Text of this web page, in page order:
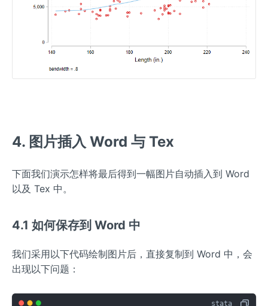
4. 图片插入 Word 与 Tex
下面我们演示怎样将最后得到一幅图片自动插入到 Word
以及 Tex 中。
4.1 如何保存到 Word 中
我们采用以下代码绘制图片后，直接复制到 Word 中，会
出现以下问题：